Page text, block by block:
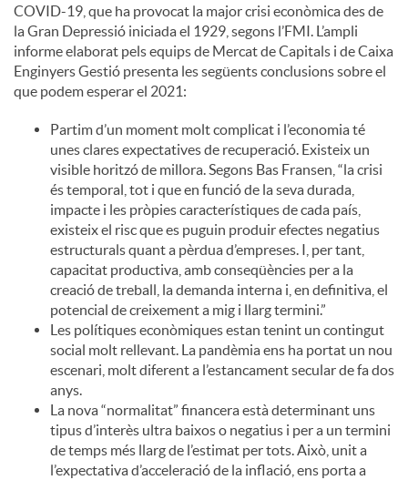
COVID-19, que ha provocat la major crisi econòmica des de
la Gran Depressió iniciada el 1929, segons l’FMI. L’ampli
informe elaborat pels equips de Mercat de Capitals i de Caixa
Enginyers Gestió presenta les següents conclusions sobre el
que podem esperar el 2021:
Partim d’un moment molt complicat i l’economia té
unes clares expectatives de recuperació. Existeix un
visible horitzó de millora. Segons Bas Fransen, “la crisi
és temporal, tot i que en funció de la seva durada,
impacte i les pròpies característiques de cada país,
existeix el risc que es puguin produir efectes negatius
estructurals quant a pèrdua d’empreses. I, per tant,
capacitat productiva, amb conseqüències per a la
creació de treball, la demanda interna i, en definitiva, el
potencial de creixement a mig i llarg termini.”
Les polítiques econòmiques estan tenint un contingut
social molt rellevant. La pandèmia ens ha portat un nou
escenari, molt diferent a l’estancament secular de fa dos
anys.
La nova “normalitat” financera està determinant uns
tipus d’interès ultra baixos o negatius i per a un termini
de temps més llarg de l’estimat per tots. Això, unit a
l’expectativa d’acceleració de la inflació, ens porta a